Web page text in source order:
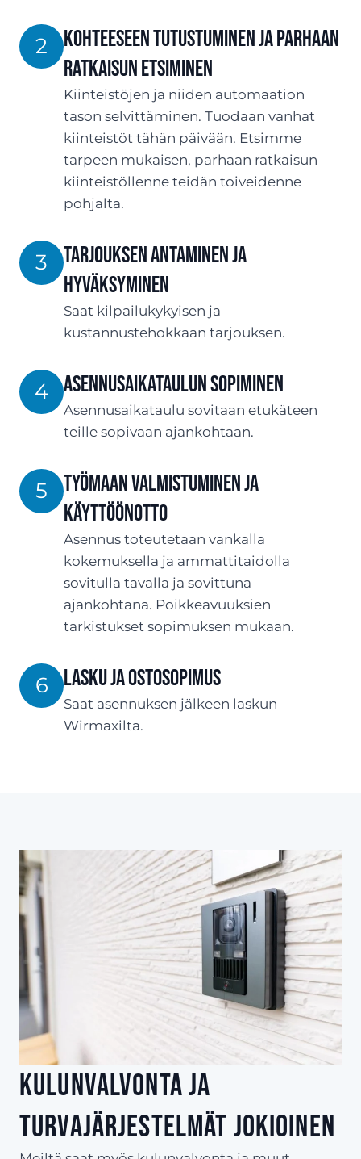
2
Kohteeseen tutustuminen ja parhaan
ratkaisun etsiminen
Kiinteistöjen ja niiden automaation
tason selvittäminen. Tuodaan vanhat
kiinteistöt tähän päivään. Etsimme
tarpeen mukaisen, parhaan ratkaisun
kiinteistöllenne teidän toiveidenne
pohjalta.
3
TARJOUksen antaminen ja
hyväksyminen
Saat kilpailukykyisen ja
kustannustehokkaan tarjouksen.
4 ASENNUSaikataulun sopiminen
Asennusaikataulu sovitaan etukäteen
teille sopivaan ajankohtaan.
5
Työmaan valmistuminen ja
käyttöönotto
Asennus toteutetaan vankalla
kokemuksella ja ammattitaidolla
sovitulla tavalla ja sovittuna
ajankohtana. Poikkeavuuksien
tarkistukset sopimuksen mukaan.
6 Lasku ja ostosopimus
Saat asennuksen jälkeen laskun
Wirmaxilta.
Kulunvalvonta ja
turvajärjestelmät Jokioinen